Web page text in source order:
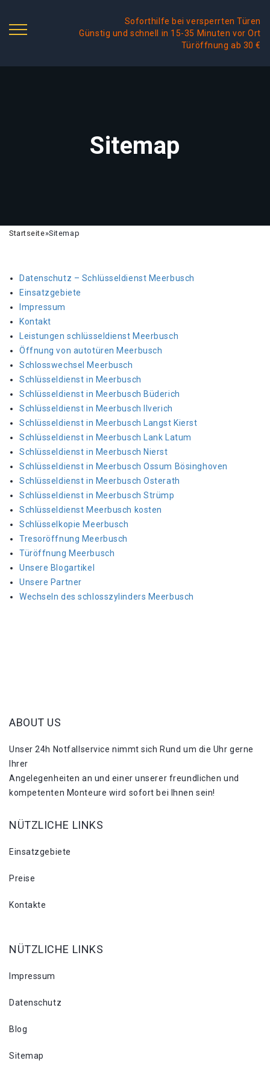
Soforthilfe bei versperrten Türen
Günstig und schnell in 15-35 Minuten vor Ort
Türöffnung ab 30 €
Sitemap
Startseite»Sitemap
Datenschutz – Schlüsseldienst Meerbusch
Einsatzgebiete
Impressum
Kontakt
Leistungen schlüsseldienst Meerbusch
Öffnung von autotüren Meerbusch
Schlosswechsel Meerbusch
Schlüsseldienst in Meerbusch
Schlüsseldienst in Meerbusch Büderich
Schlüsseldienst in Meerbusch Ilverich
Schlüsseldienst in Meerbusch Langst Kierst
Schlüsseldienst in Meerbusch Lank Latum
Schlüsseldienst in Meerbusch Nierst
Schlüsseldienst in Meerbusch Ossum Bösinghoven
Schlüsseldienst in Meerbusch Osterath
Schlüsseldienst in Meerbusch Strümp
Schlüsseldienst Meerbusch kosten
Schlüsselkopie Meerbusch
Tresoröffnung Meerbusch
Türöffnung Meerbusch
Unsere Blogartikel
Unsere Partner
Wechseln des schlosszylinders Meerbusch
ABOUT US
Unser 24h Notfallservice nimmt sich Rund um die Uhr gerne
Ihrer
Angelegenheiten an und einer unserer freundlichen und
kompetenten Monteure wird sofort bei Ihnen sein!
NÜTZLICHE LINKS
Einsatzgebiete
Preise
Kontakte
NÜTZLICHE LINKS
Impressum
Datenschutz
Blog
Sitemap